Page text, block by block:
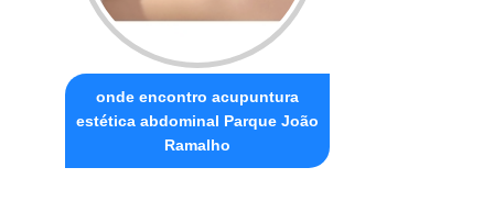
onde encontro acupuntura
estética abdominal Parque João
Ramalho